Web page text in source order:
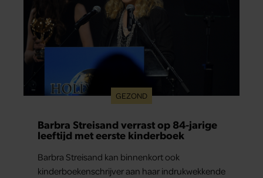
GEZOND
Barbra Streisand verrast op 84-jarige
leeftijd met eerste kinderboek
Barbra Streisand kan binnenkort ook
kinderboekenschrijver aan haar indrukwekkende